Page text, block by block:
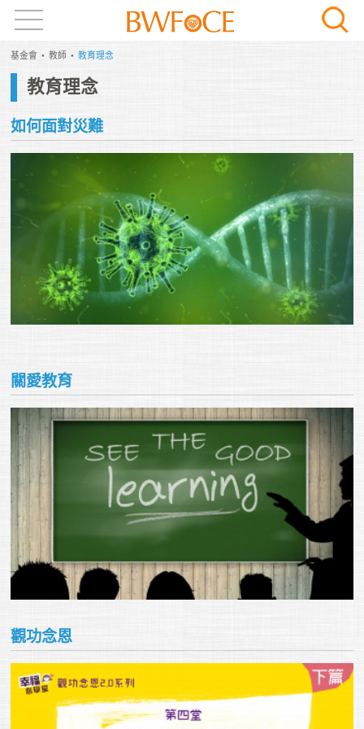
基金會 教師 教育理念
教育理念
如何面對災難
關愛教育
觀功念恩